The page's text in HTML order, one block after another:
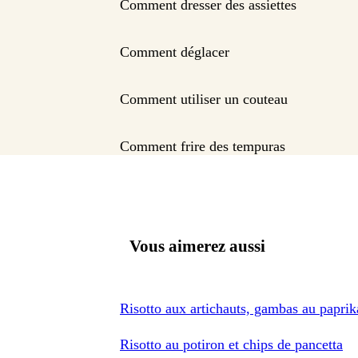
Comment dresser des assiettes
Comment déglacer
Comment utiliser un couteau
Comment frire des tempuras
Vous aimerez aussi
Risotto aux artichauts, gambas au
Risotto au potiron et chips de pancetta